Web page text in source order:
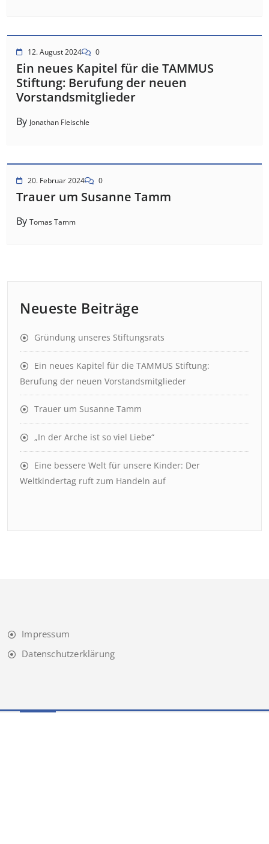
12. August 2024 0
Ein neues Kapitel für die TAMMUS
Stiftung: Berufung der neuen
Vorstandsmitglieder
By Jonathan Fleischle
20. Februar 2024 0
Trauer um Susanne Tamm
By Tomas Tamm
Neueste Beiträge
Gründung unseres Stiftungsrats
Ein neues Kapitel für die TAMMUS Stiftung:
Berufung der neuen Vorstandsmitglieder
Trauer um Susanne Tamm
„In der Arche ist so viel Liebe“
Eine bessere Welt für unsere Kinder: Der
Weltkindertag ruft zum Handeln auf
Impressum
Datenschutzerklärung